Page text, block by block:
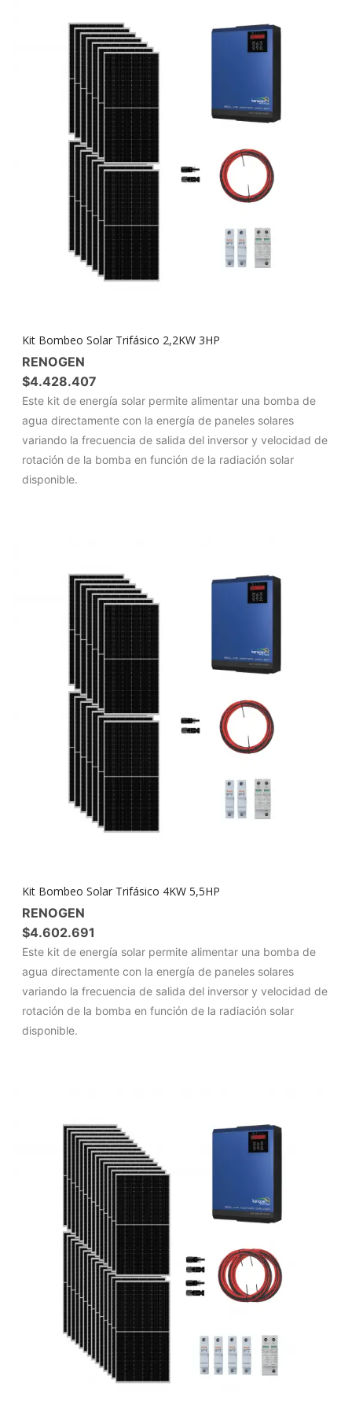
Kit Bombeo Solar Trifásico 2,2KW 3HP
RENOGEN
$4.428.407
Este kit de energía solar permite alimentar una bomba de
agua directamente con la energía de paneles solares
variando la frecuencia de salida del inversor y velocidad de
rotación de la bomba en función de la radiación solar
disponible.
Kit Bombeo Solar Trifásico 4KW 5,5HP
RENOGEN
$4.602.691
Este kit de energía solar permite alimentar una bomba de
agua directamente con la energía de paneles solares
variando la frecuencia de salida del inversor y velocidad de
rotación de la bomba en función de la radiación solar
disponible.